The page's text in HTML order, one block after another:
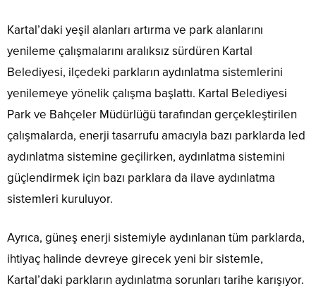
Kartal’daki yeşil alanları artırma ve park alanlarını
yenileme çalışmalarını aralıksız sürdüren Kartal
Belediyesi, ilçedeki parkların aydınlatma sistemlerini
yenilemeye yönelik çalışma başlattı. Kartal Belediyesi
Park ve Bahçeler Müdürlüğü tarafından gerçekleştirilen
çalışmalarda, enerji tasarrufu amacıyla bazı parklarda led
aydınlatma sistemine geçilirken, aydınlatma sistemini
güçlendirmek için bazı parklara da ilave aydınlatma
sistemleri kuruluyor.
Ayrıca, güneş enerji sistemiyle aydınlanan tüm parklarda,
ihtiyaç halinde devreye girecek yeni bir sistemle,
Kartal’daki parkların aydınlatma sorunları tarihe karışıyor.